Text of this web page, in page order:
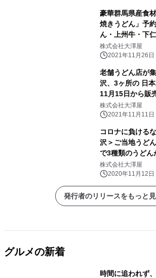
豪華群馬県産食
焼きうどん」予
ん・上州牛・下
品で作る贅沢な
株式会社大澤屋
2021年11月26日
老舗うどん店が
沢、3ヶ所の 日
11月15日から販
株式会社大澤屋
2021年11月11日
コロナに負ける
沢＞ご当地うど
で3種類のうどん
大うどんセット
り販売開始！
株式会社大澤屋
2020年11月12日
発行者のリリースをもっと
グルメの新着
時間に追われず